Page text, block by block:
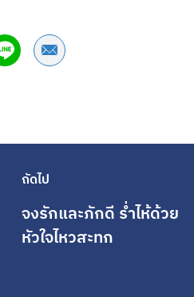
Share by Email
ถัดไป
จงรักและภักดี ร่ำไห้ด้วย
หัวใจไหวสะทก